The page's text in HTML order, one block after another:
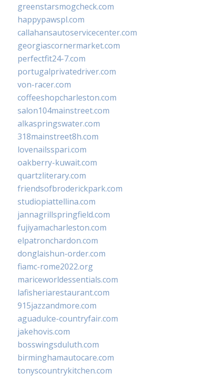
greenstarsmogcheck.com
happypawspl.com
callahansautoservicecenter.com
georgiascornermarket.com
perfectfit24-7.com
portugalprivatedriver.com
von-racer.com
coffeeshopcharleston.com
salon104mainstreet.com
alkaspringswater.com
318mainstreet8h.com
lovenailsspari.com
oakberry-kuwait.com
quartzliterary.com
friendsofbroderickpark.com
studiopiattellina.com
jannagrillspringfield.com
fujiyamacharleston.com
elpatronchardon.com
donglaishun-order.com
fiamc-rome2022.org
mariceworldessentials.com
lafisheriarestaurant.com
915jazzandmore.com
aguadulce-countryfair.com
jakehovis.com
bosswingsduluth.com
birminghamautocare.com
tonyscountrykitchen.com